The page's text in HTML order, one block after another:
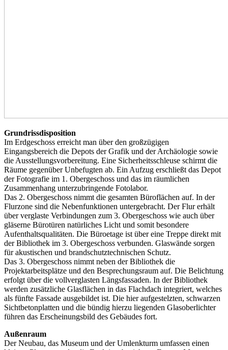
Grundrissdisposition
Im Erdgeschoss erreicht man über den großzügigen
Eingangsbereich die Depots der Grafik und der Archäologie sowie
die Ausstellungsvorbereitung. Eine Sicherheitsschleuse schirmt die
Räume gegenüber Unbefugten ab. Ein Aufzug erschließt das Depot
der Fotografie im 1. Obergeschoss und das im räumlichen
Zusammenhang unterzubringende Fotolabor.
Das 2. Obergeschoss nimmt die gesamten Büroflächen auf. In der
Flurzone sind die Nebenfunktionen untergebracht. Der Flur erhält
über verglaste Verbindungen zum 3. Obergeschoss wie auch über
gläserne Bürotüren natürliches Licht und somit besondere
Aufenthaltsqualitäten. Die Büroetage ist über eine Treppe direkt mit
der Bibliothek im 3. Obergeschoss verbunden. Glaswände sorgen
für akustischen und brandschutztechnischen Schutz.
Das 3. Obergeschoss nimmt neben der Bibliothek die
Projektarbeitsplätze und den Besprechungsraum auf. Die Belichtung
erfolgt über die vollverglasten Längsfassaden. In der Bibliothek
werden zusätzliche Glasflächen in das Flachdach integriert, welches
als fünfte Fassade ausgebildet ist. Die hier aufgestelzten, schwarzen
Sichtbetonplatten und die bündig hierzu liegenden Glasoberlichter
führen das Erscheinungsbild des Gebäudes fort.
Außenraum
Der Neubau, das Museum und der Umlenkturm umfassen einen